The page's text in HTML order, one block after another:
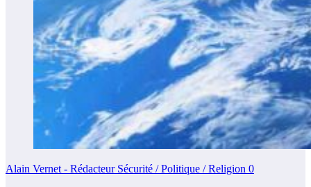
Alain Vernet - Rédacteur Sécurité / Politique / Religion 0